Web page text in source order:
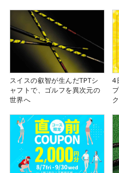
スイスの叡智が生んだTPTシ
ャフトで、ゴルフを異次元の
世界へ
4